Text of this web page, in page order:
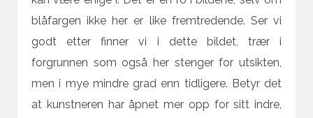
blåfargen ikke her er like fremtredende. Ser vi
godt etter finner vi i dette bildet, trær i
forgrunnen som også her stenger for utsikten,
men i mye mindre grad enn tidligere. Betyr det
at kunstneren har åpnet mer opp for sitt indre,